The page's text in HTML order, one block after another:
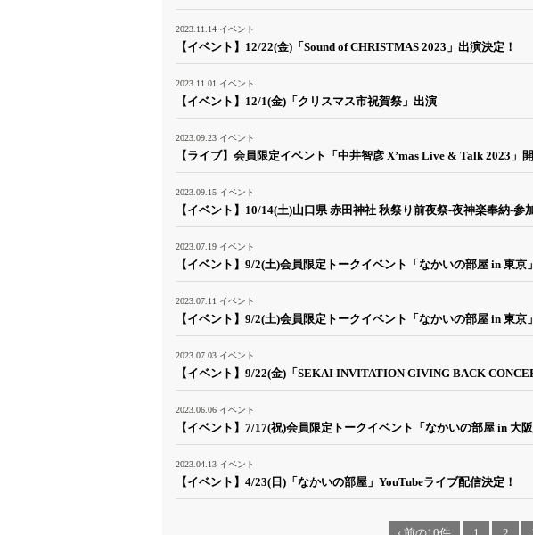
2023.11.14 イベント
【イベント】12/22(金)「Sound of CHRISTMAS 2023」出演決定！
2023.11.01 イベント
【イベント】12/1(金)「クリスマス市祝賀祭」出演
2023.09.23 イベント
【ライブ】会員限定イベント「中井智彦 X’mas Live & Talk 2023」
2023.09.15 イベント
【イベント】10/14(土)山口県 赤田神社 秋祭り前夜祭-夜神楽奉納-参
2023.07.19 イベント
【イベント】9/2(土)会員限定トークイベント「なかいの部屋 in 東京
2023.07.11 イベント
【イベント】9/2(土)会員限定トークイベント「なかいの部屋 in 東京
2023.07.03 イベント
【イベント】9/22(金)「SEKAI INVITATION GIVING BACK
2023.06.06 イベント
【イベント】7/17(祝)会員限定トークイベント「なかいの部屋 in 大
2023.04.13 イベント
【イベント】4/23(日)「なかいの部屋」YouTubeライブ配信決定！